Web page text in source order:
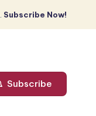
Subscribe Now!
Subscribe